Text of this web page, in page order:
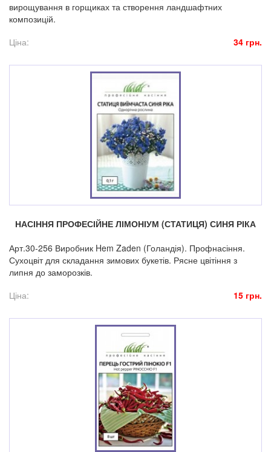
вирощування в горщиках та створення ландшафтних
композицій.
Ціна:
34 грн.
НАСІННЯ ПРОФЕСІЙНЕ ЛІМОНІУМ (СТАТИЦЯ) СИНЯ РІКА
Арт.30-256 Виробник Hem Zaden (Голандія). Профнасіння.
Сухоцвіт для складання зимових букетів. Рясне цвітіння з
липня до заморозків.
Ціна:
15 грн.